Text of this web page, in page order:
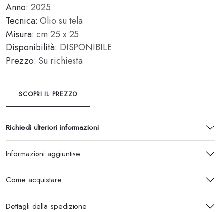
Anno: 2025
Tecnica: Olio su tela
Misura: cm 25 x 25
Disponibilità: DISPONIBILE
Prezzo: Su richiesta
SCOPRI IL PREZZO
Richiedi ulteriori informazioni
Informazioni aggiuntive
Come acquistare
Dettagli della spedizione